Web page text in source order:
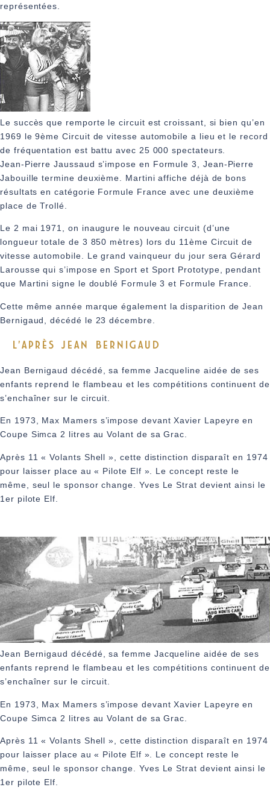
représentées.
Le succès que remporte le circuit est croissant, si bien qu’en
1969 le 9ème Circuit de vitesse automobile a lieu et le record
de fréquentation est battu avec 25 000 spectateurs.
Jean‑Pierre Jaussaud s’impose en Formule 3, Jean‑Pierre
Jabouille termine deuxième. Martini affiche déjà de bons
résultats en catégorie Formule France avec une deuxième
place de Trollé.
Le 2 mai 1971, on inaugure le nouveau circuit (d’une
longueur totale de 3 850 mètres) lors du 11ème Circuit de
vitesse automobile. Le grand vainqueur du jour sera Gérard
Larousse qui s’impose en Sport et Sport Prototype, pendant
que Martini signe le doublé Formule 3 et Formule France.
Cette même année marque également la disparition de Jean
Bernigaud, décédé le 23 décembre.
L'APRÈS JEAN BERNIGAUD
Jean Bernigaud décédé, sa femme Jacqueline aidée de ses
enfants reprend le flambeau et les compétitions continuent de
s’enchaîner sur le circuit.
En 1973, Max Mamers s’impose devant Xavier Lapeyre en
Coupe Simca 2 litres au Volant de sa Grac.
Après 11 « Volants Shell », cette distinction disparaît en 1974
pour laisser place au « Pilote Elf ». Le concept reste le
même, seul le sponsor change. Yves Le Strat devient ainsi le
1er pilote Elf.
Jean Bernigaud décédé, sa femme Jacqueline aidée de ses
enfants reprend le flambeau et les compétitions continuent de
s’enchaîner sur le circuit.
En 1973, Max Mamers s’impose devant Xavier Lapeyre en
Coupe Simca 2 litres au Volant de sa Grac.
Après 11 « Volants Shell », cette distinction disparaît en 1974
pour laisser place au « Pilote Elf ». Le concept reste le
même, seul le sponsor change. Yves Le Strat devient ainsi le
1er pilote Elf.